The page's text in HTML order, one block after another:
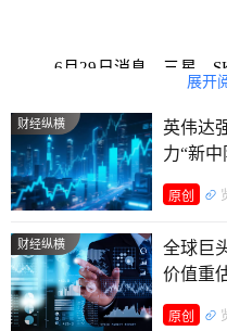
6月29日消息，三星、
业链定价格局。
诉讼拆解
本次诉讼由14名个人消
25日提交加州北区联邦法
谷歌数字广告反垄断案的
展开
财经纵横
英伟达
力“新
原创
财经纵横
全球巨
价值重
原创